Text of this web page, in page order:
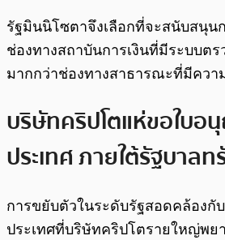
รัฐมินนิโซตาจึงเลือกที่จะสนับสนุน
ช่องทางสถาบันการเงินที่มีระบบต
มากกว่าช่องทางสาธารณะที่มีควา
บริษัทคริปโตแห่ขอใบอ
ประเทศ ภายใต้รัฐบาล
การขยับตัวในระดับรัฐสอดคล้องกั
ประเทศที่บริษัทคริปโตรายใหญ่พย